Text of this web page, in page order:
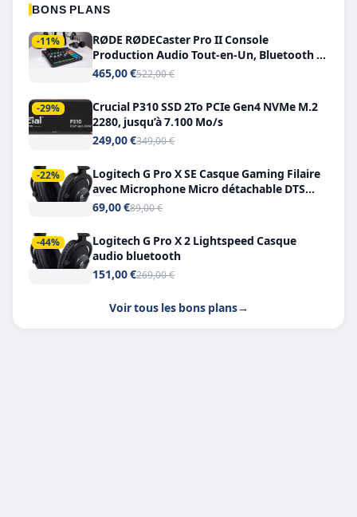
BONS PLANS
-11%
RØDE RØDECaster Pro II Console
Production Audio Tout-en-Un, Bluetooth et
Double USB-C
465,00 €522,00 €
-29%
Crucial P310 SSD 2To PCIe Gen4 NVMe M.2
2280, jusqu’à 7.100 Mo/s
249,00 €349,00 €
-22%
Logitech G Pro X SE Casque Gaming Filaire
avec Microphone Micro détachable DTS
Headphone X 7.1
69,00 €89,00 €
-44%
Logitech G Pro X 2 Lightspeed Casque
audio bluetooth
151,00 €269,00 €
Voir tous les bons plans→